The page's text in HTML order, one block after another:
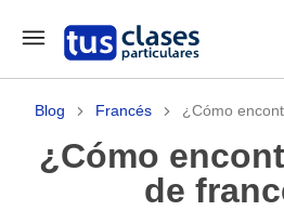
Blog Francés ¿Cómo
¿Cómo encontrar clases
de